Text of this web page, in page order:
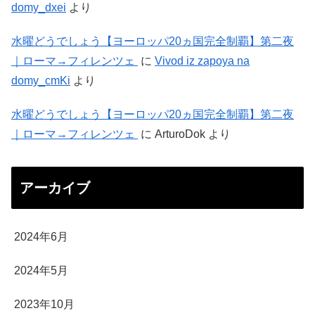
domy_dxei より
水曜どうでしょう【ヨーロッパ20ヵ国完全制覇】第二夜
｜ローマ→フィレンツェ
に Vivod iz zapoya na
domy_cmKi より
水曜どうでしょう【ヨーロッパ20ヵ国完全制覇】第二夜
｜ローマ→フィレンツェ
に ArturoDok より
アーカイブ
2024年6月
2024年5月
2023年10月